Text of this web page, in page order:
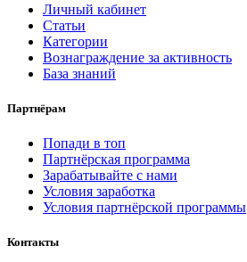
Личный кабинет
Статьи
Категории
Вознаграждение за активность
База знаний
Партнёрам
Попади в топ
Партнёрская программа
Зарабатывайте с нами
Условия заработка
Условия партнёрской программы
Контакты